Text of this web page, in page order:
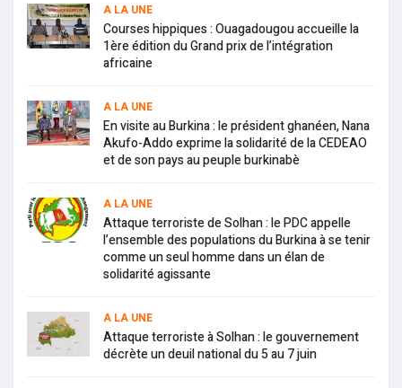
A LA UNE
Courses hippiques : Ouagadougou accueille la
1ère édition du Grand prix de l’intégration
africaine
A LA UNE
En visite au Burkina : le président ghanéen, Nana
Akufo-Addo exprime la solidarité de la CEDEAO
et de son pays au peuple burkinabè
A LA UNE
Attaque terroriste de Solhan : le PDC appelle
l’ensemble des populations du Burkina à se tenir
comme un seul homme dans un élan de
solidarité agissante
A LA UNE
Attaque terroriste à Solhan : le gouvernement
décrète un deuil national du 5 au 7 juin